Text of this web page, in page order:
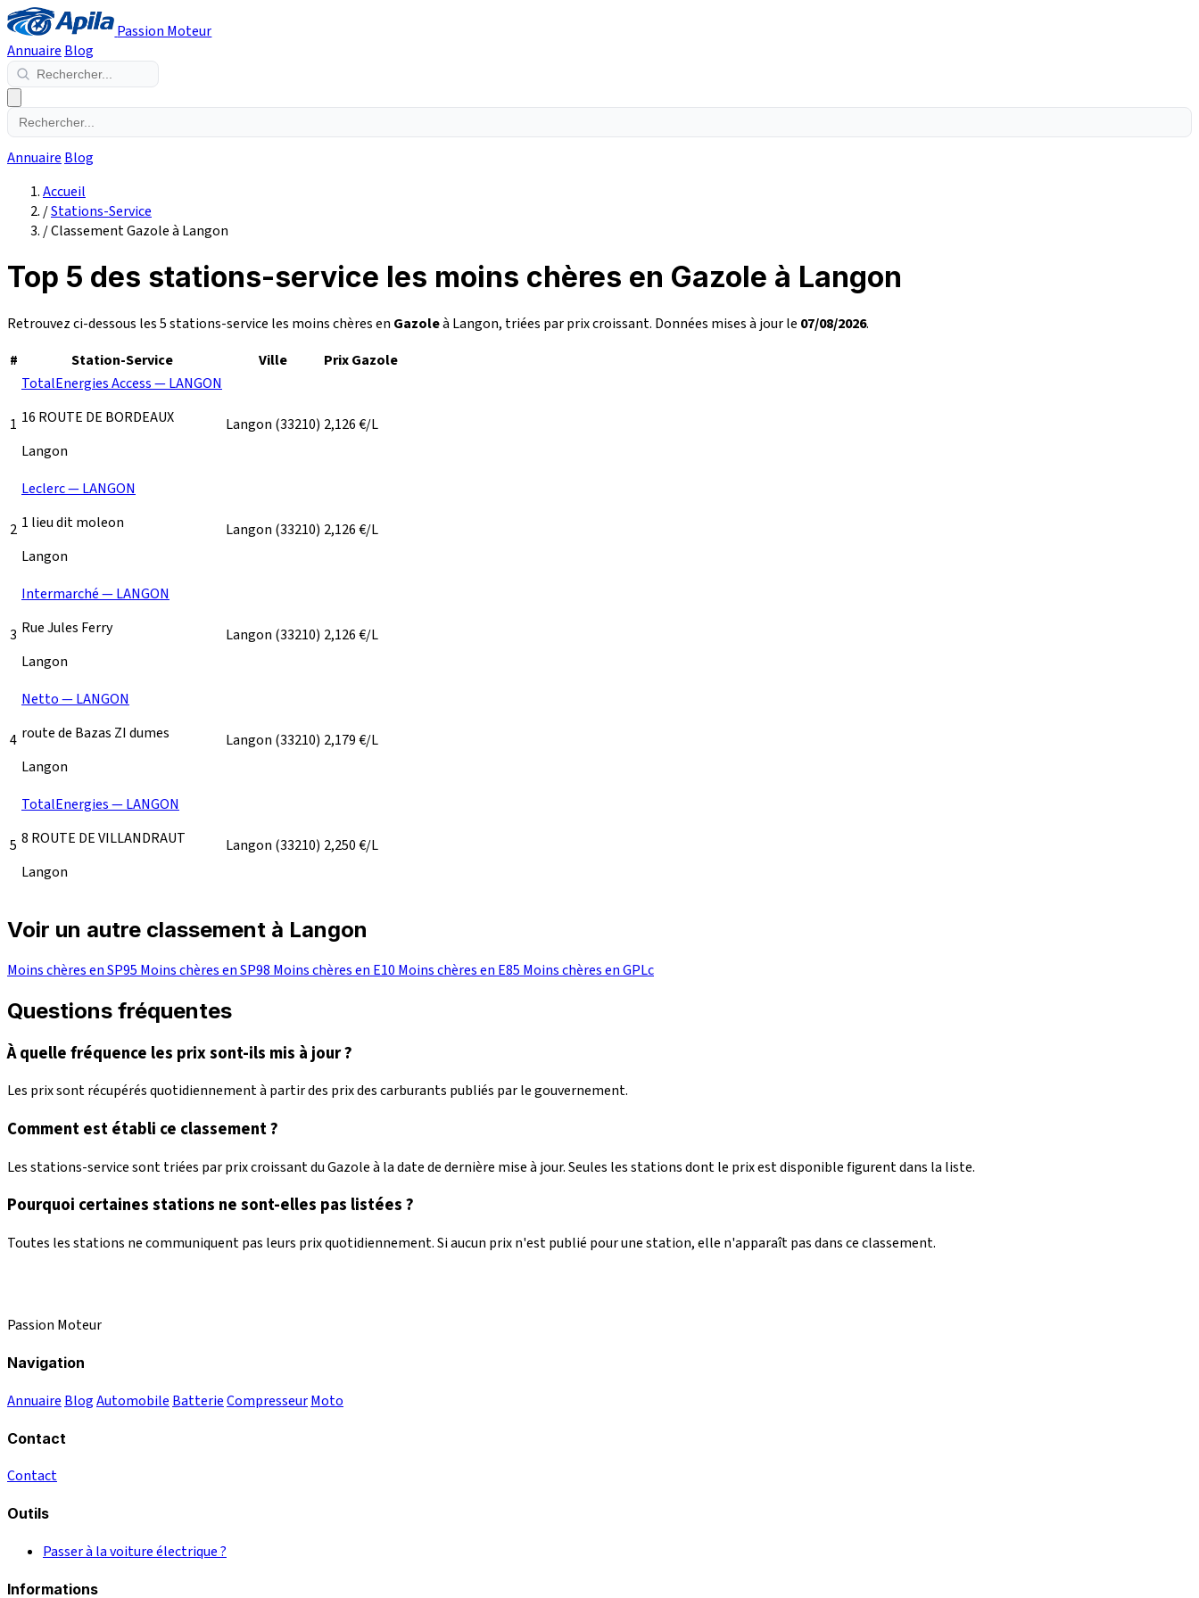
Passion Moteur
Annuaire Blog
Annuaire Blog
Accueil
/Stations-Service
/Classement Gazole à Langon
Top 5 des stations-service les moins chères en Gazole à Langon
Retrouvez ci-dessous les 5 stations-service les moins chères en Gazoleà Langon, triées par prix croissant. Données mises à jour le 07/08/2026.
#
Station-Service Ville Prix Gazole
1
TotalEnergies Access — LANGON
16 ROUTE DE BORDEAUX
Langon
Langon (33210) 2,126€/L
2
Leclerc — LANGON
1 lieu dit moleon
Langon
Langon (33210) 2,126€/L
3
Intermarché — LANGON
Rue Jules Ferry
Langon
Langon (33210) 2,126€/L
4
Netto — LANGON
route de Bazas ZI dumes
Langon
Langon (33210) 2,179€/L
5
TotalEnergies — LANGON
8 ROUTE DE VILLANDRAUT
Langon
Langon (33210) 2,250€/L
Voir un autre classement à Langon
Moins chères en SP95 Moins chères en SP98 Moins chères en E10 Moins chères en E85 Moins chères en GPLc
Questions fréquentes
À quelle fréquence les prix sont-ils mis à jour ?
Les prix sont récupérés quotidiennement à partir des prix des carburants publiés par le gouvernement.
Comment est établi ce classement ?
Les stations-service sont triées par prix croissant du Gazole à la date de dernière mise à jour. Seules les stations dont le prix est disponible figurent dans la liste.
Pourquoi certaines stations ne sont-elles pas listées ?
Toutes les stations ne communiquent pas leurs prix quotidiennement. Si aucun prix n'est publié pour une station, elle n'apparaît pas dans ce classement.
Passion Moteur
Navigation
Annuaire BlogAutomobile BatterieCompresseurMoto
Contact
Contact
Outils
Passer à la voiture électrique ?
Informations